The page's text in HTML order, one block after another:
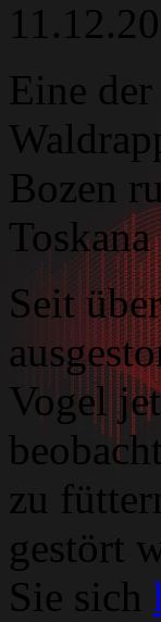
Eine
Bozen
Seit
Vogel
zu
gestört
Sie sich